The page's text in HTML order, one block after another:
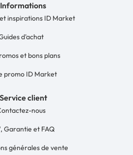
Informations
inspirations ID Market
d'achat
et bons plans
promo ID Market
Service client
nous
Garantie et FAQ
générales de vente